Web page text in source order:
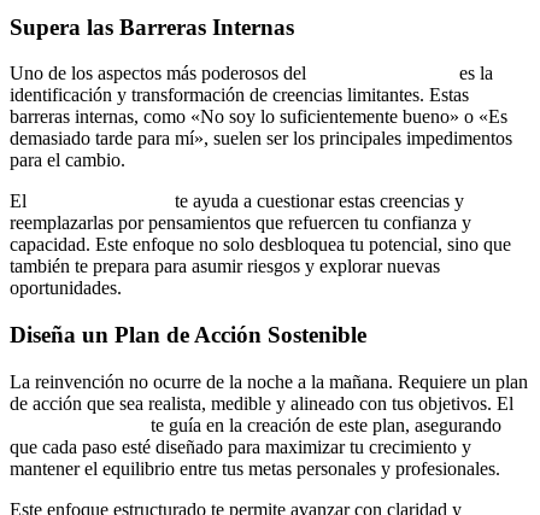
Supera las Barreras Internas
Uno de los aspectos más poderosos del
es la
identificación y transformación de creencias limitantes. Estas
barreras internas, como «No soy lo suficientemente bueno» o «Es
demasiado tarde para mí», suelen ser los principales impedimentos
para el cambio.
El
te ayuda a cuestionar estas creencias y
reemplazarlas por pensamientos que refuercen tu confianza y
capacidad. Este enfoque no solo desbloquea tu potencial, sino que
también te prepara para asumir riesgos y explorar nuevas
oportunidades.
Diseña un Plan de Acción Sostenible
La reinvención no ocurre de la noche a la mañana. Requiere un plan
de acción que sea realista, medible y alineado con tus objetivos. El
te guía en la creación de este plan, asegurando
que cada paso esté diseñado para maximizar tu crecimiento y
mantener el equilibrio entre tus metas personales y profesionales.
Este enfoque estructurado te permite avanzar con claridad y